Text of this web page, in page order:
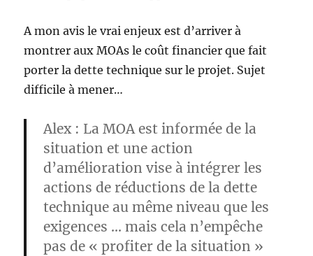
A mon avis le vrai enjeux est d’arriver à
montrer aux MOAs le coût financier que fait
porter la dette technique sur le projet. Sujet
difficile à mener…
Alex : La MOA est informée de la
situation et une action
d’amélioration vise à intégrer les
actions de réductions de la dette
technique au même niveau que les
exigences … mais cela n’empêche
pas de « profiter de la situation »